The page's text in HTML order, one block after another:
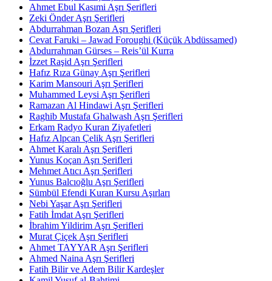
Ahmet Ebul Kasımi Aşrı Şerifleri
Zeki Önder Aşrı Şerifleri
Abdurrahman Bozan Aşrı Şerifleri
Cevat Faruki – Jawad Foroughi (Küçük Abdüssamed)
Abdurrahman Gürses – Reis’ül Kurra
İzzet Raşid Aşrı Şerifleri
Hafız Rıza Günay Aşrı Şerifleri
Karim Mansouri Aşrı Şerifleri
Muhammed Leysi Aşrı Şerifleri
Ramazan Al Hindawi Aşrı Şerifleri
Raghib Mustafa Ghalwash Aşrı Şerifleri
Erkam Radyo Kuran Ziyafetleri
Hafız Alpcan Çelik Aşrı Şerifleri
Ahmet Karalı Aşrı Şerifleri
Yunus Koçan Aşrı Şerifleri
Mehmet Atıcı Aşrı Şerifleri
Yunus Balcıoğlu Aşrı Şerifleri
Sümbül Efendi Kuran Kursu Aşırları
Nebi Yaşar Aşrı Şerifleri
Fatih İmdat Aşrı Şerifleri
İbrahim Yildirim Aşrı Şerifleri
Murat Çiçek Aşrı Şerifleri
Ahmet TAYYAR Aşrı Şerifleri
Ahmed Naina Aşrı Şerifleri
Fatih Bilir ve Adem Bilir Kardeşler